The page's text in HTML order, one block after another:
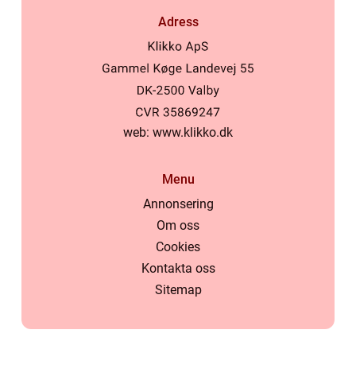
Adress
web: www.klikko.dk
Menu
Annonsering
Om oss
Cookies
Kontakta oss
Sitemap